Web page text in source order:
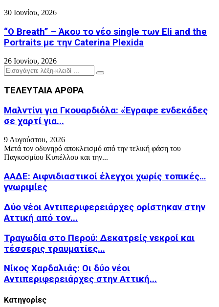
30 Ιουνίου, 2026
“O Breath” – Άκου το νέο single των Eli and the
Portraits με την Caterina Plexida
26 Ιουνίου, 2026
Search
for:
Search
ΤΕΛΕΥΤΑΙΑ ΑΡΘΡΑ
Μαλντίνι για Γκουαρδιόλα: «Έγραφε ενδεκάδες
σε χαρτί για...
9 Αυγούστου, 2026
Μετά τον οδυνηρό αποκλεισμό από την τελική φάση του
Παγκοσμίου Κυπέλλου και την...
ΑΑΔΕ: Αιφνιδιαστικοί έλεγχοι χωρίς τοπικές…
γνωριμίες
Δύο νέοι Αντιπεριφερειάρχες ορίστηκαν στην
Αττική από τον...
Τραγωδία στο Περού: Δεκατρείς νεκροί και
τέσσερις τραυματίες...
Νίκος Χαρδαλιάς: Οι δύο νέοι
Αντιπεριφερειάρχες στην Αττική...
Kατηγορίες